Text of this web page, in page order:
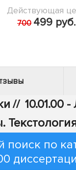
Действующая
700 499 руб.
// 10.01.00
по